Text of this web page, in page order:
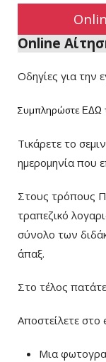
Online
Οδηγίες για την
Συμπληρώστε ΕΔΩ
Τικάρετε το
ημερομηνία που
Στους τρόπους
τραπεζικό
σύνολο των
άπαξ.
Στο τέλος
Αποστείλετε στο
Μια